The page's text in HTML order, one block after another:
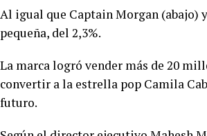
Al igual que Captain Morgan (abajo)
pequeña, del 2,3%.
La marca logró vender más de 20
convertir a la estrella pop Camila
futuro.